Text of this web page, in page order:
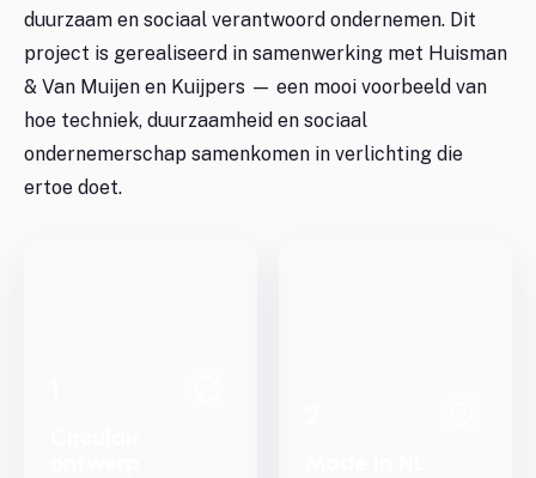
duurzaam en sociaal verantwoord ondernemen. Dit
project is gerealiseerd in samenwerking met Huisman
& Van Muijen en Kuijpers — een mooi voorbeeld van
hoe techniek, duurzaamheid en sociaal
ondernemerschap samenkomen in verlichting die
ertoe doet.